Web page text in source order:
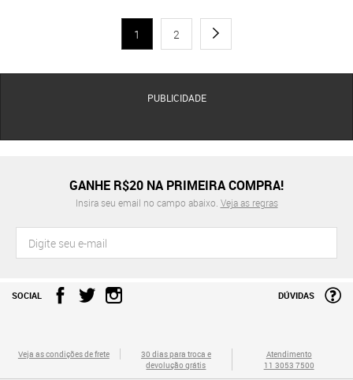
1 2
PUBLICIDADE
GANHE R$20 NA PRIMEIRA COMPRA!
Insira seu email no campo abaixo. Veja as regras
SOCIAL DÚVIDAS
Veja as condições de frete
30 dias para troca e
devolução grátis
Atendimento
11 3053 7500